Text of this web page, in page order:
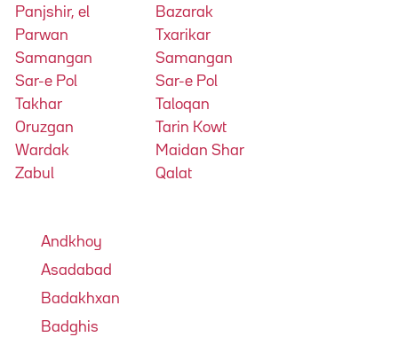
Panjshir, el
Bazarak
Parwan
Txarikar
Samangan
Samangan
Sar-e Pol
Sar-e Pol
Takhar
Taloqan
Oruzgan
Tarin Kowt
Wardak
Maidan Shar
Zabul
Qalat
Andkhoy
Asadabad
Badakhxan
Badghis